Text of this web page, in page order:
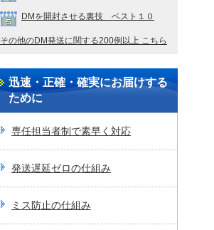
DMを開封させる裏技 ベスト１０
その他のDM発送に関する200例以上 こちら
迅速・正確・確実にお届けする
ために
専任担当者制で素早く対応
発送遅延ゼロの仕組み
ミス防止の仕組み